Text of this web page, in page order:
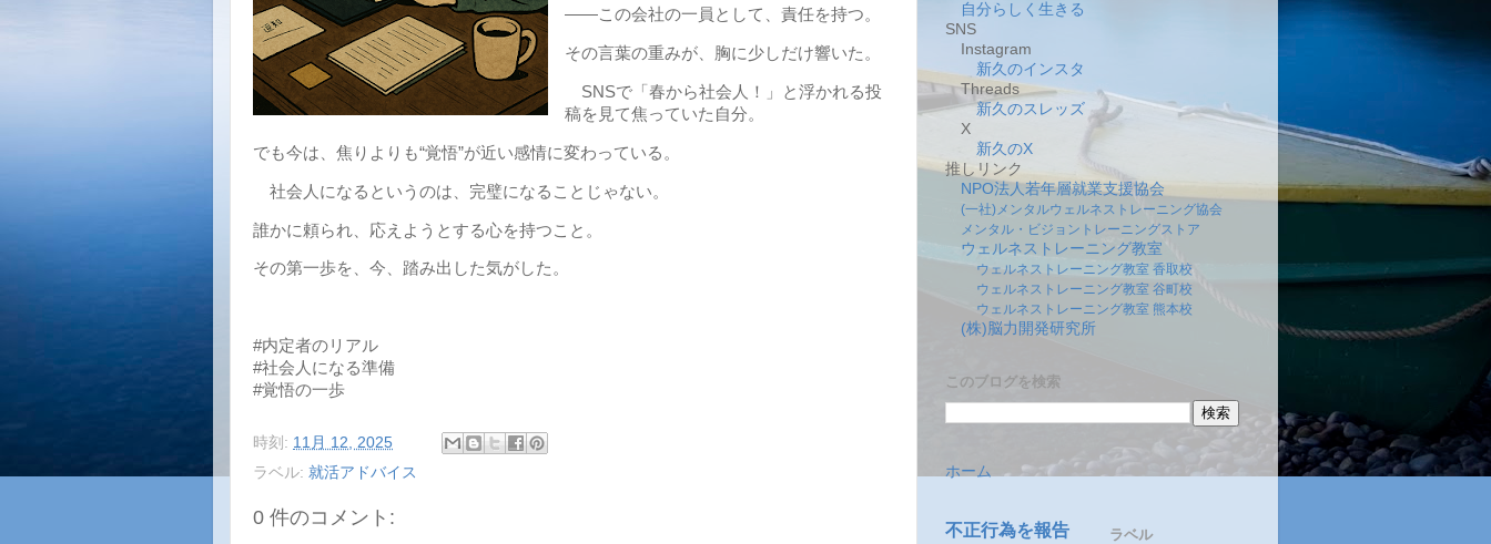
――この会社の一員として、責任を持つ。
その言葉の重みが、胸に少しだけ響いた。
SNSで「春から社会人！」と浮かれる投
稿を見て焦っていた自分。
でも今は、焦りよりも“覚悟”が近い感情に変わっている。
社会人になるというのは、完璧になることじゃない。
誰かに頼られ、応えようとする心を持つこと。
その第一歩を、今、踏み出した気がした。
#内定者のリアル
#社会人になる準備
#覚悟の一歩
時刻: 11月 12, 2025
ラベル: 就活アドバイス
0 件のコメント:
自分らしく生きる
SNS
Instagram
新久のインスタ
Threads
新久のスレッズ
X
新久のX
推しリンク
NPO法人若年層就業支援協会
(一社)メンタルウェルネストレーニング協会
メンタル・ビジョントレーニングストア
ウェルネストレーニング教室
ウェルネストレーニング教室 香取校
ウェルネストレーニング教室 谷町校
ウェルネストレーニング教室 熊本校
(株)脳力開発研究所
このブログを検索
ホーム
不正行為を報告
ラベル